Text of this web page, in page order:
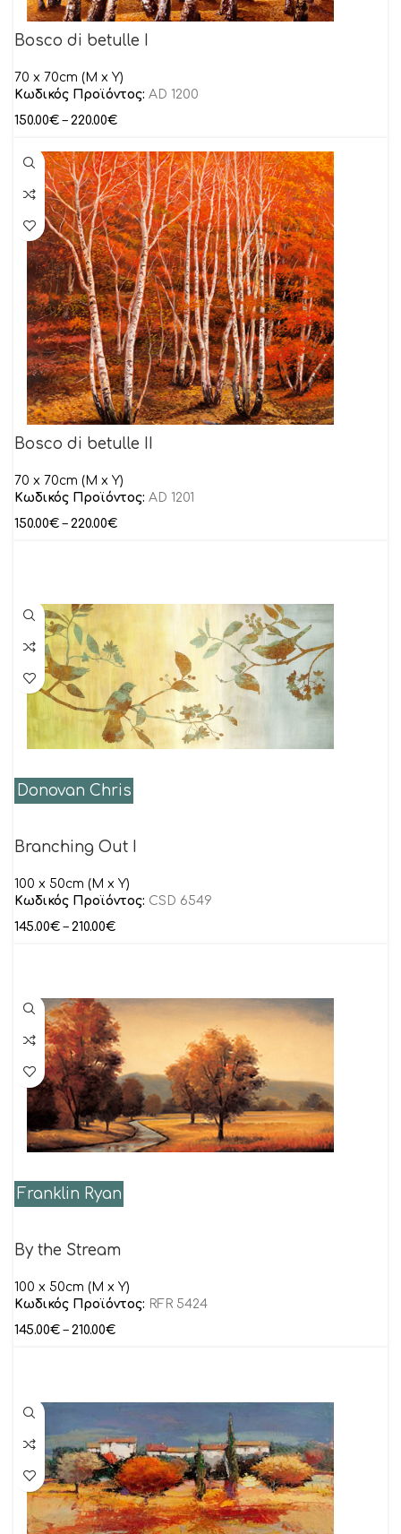
Bosco di betulle I
70 x 70cm (M x Y)
Κωδικός Προϊόντος: AD 1200
150.00€ – 220.00€
Bosco di betulle II
70 x 70cm (M x Y)
Κωδικός Προϊόντος: AD 1201
150.00€ – 220.00€
Donovan Chris
Branching Out I
100 x 50cm (M x Y)
Κωδικός Προϊόντος: CSD 6549
145.00€ – 210.00€
Franklin Ryan
By the Stream
100 x 50cm (M x Y)
Κωδικός Προϊόντος: RFR 5424
145.00€ – 210.00€